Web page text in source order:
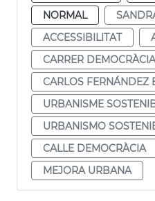
NORMAL
ACCESSIBILITAT
CARRER DEMOCRÀCIA
CARLOS FERNÁNDEZ
URBANISME
URBANISMO
CALLE DEMOCRÀCIA
MEJORA URBANA